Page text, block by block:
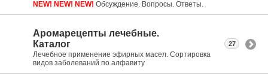
NEW! NEW! NEW! Обсуждение. Вопросы. Ответы.
Аромарецепты лечебные.
Каталог
Лечебное применение эфирных масел. Сортировка
видов заболеваний по алфавиту
27